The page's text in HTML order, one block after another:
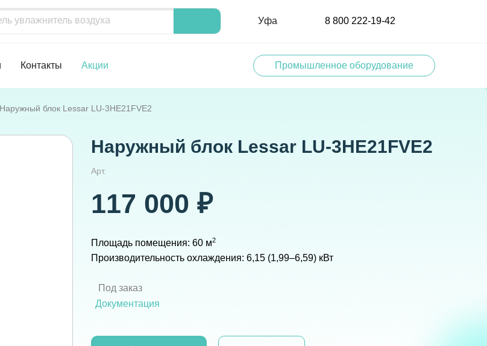
Уфа 8 800 222-19-42
Контакты Акции Промышленное оборудование
Наружный блок Lessar LU-3HE21FVE2
Наружный блок Lessar LU-3HE21FVE2
Арт.
117 000 ₽
Площадь помещения: 60 м2
Производительность охлаждения: 6,15 (1,99–6,59) кВт
Под заказ
Документация